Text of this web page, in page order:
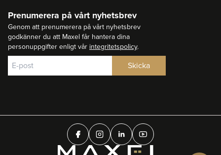
Prenumerera på vårt nyhetsbrev
Genom att prenumerera på vårt nyhetsbrev
godkänner du att Maxel får hantera dina
personuppgifter enligt vår integritetspolicy.